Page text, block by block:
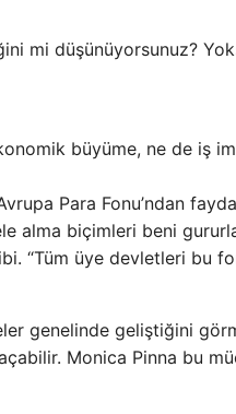
mi düşünüyorsunuz?
büyüme, ne de iş
Para Fonu’ndan
alma biçimleri beni
“Tüm üye devletleri bu
genelinde geliştiğini
Monica Pinna bu